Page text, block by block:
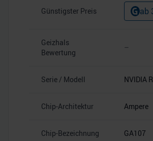
Günstigster Preis ab
Geizhals
Bewertung
–
Serie / Modell NVIDIA
Chip-Architektur Ampere
Chip-Bezeichnung GA107